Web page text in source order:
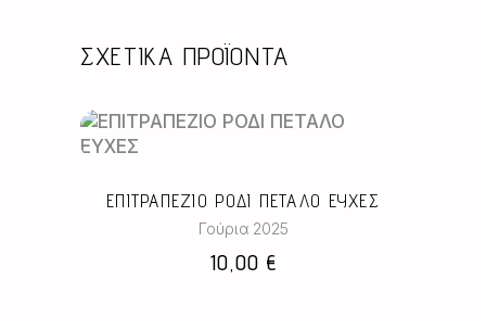
ΣΧΕΤΙΚΆ ΠΡΟΪΌΝΤΑ
ΕΠΙΤΡΑΠΕΖΙΟ ΡΟΔΙ ΠΕΤΑΛΟ ΕΥΧΕΣ
Γούρια 2025
10,00 €